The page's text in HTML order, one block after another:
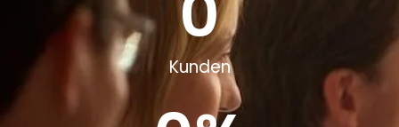
Kunden